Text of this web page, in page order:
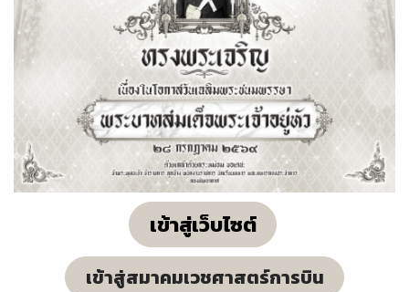
เข้าสู่เว็บไซต์
เข้าสู่สมาคมเวชศาสตร์การบิน